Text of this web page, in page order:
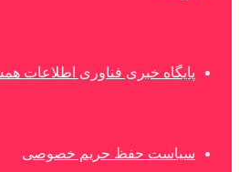
پایگاه خبری فناوری اطلاعات
سیاست حفظ حریم خصوصی